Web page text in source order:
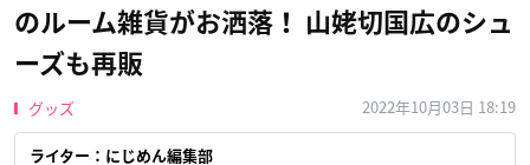
のルーム雑貨がお洒落！ 山姥切国広のシュ
ーズも再販
グッズ 2022年10月03日 18:19
ライター：にじめん編集部